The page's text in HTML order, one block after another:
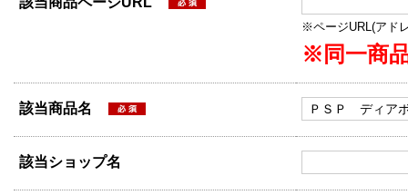
※ページURL(アド
※同一商
該当商品名
該当ショップ名